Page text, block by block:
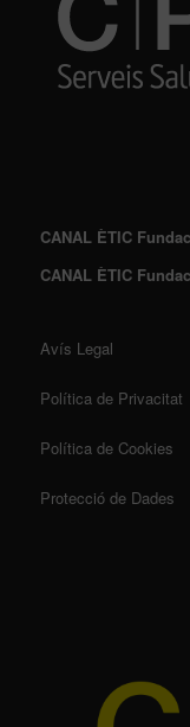
CANAL ÈTIC
CANAL ÈTIC
Avís Legal
Política de Privacitat
Política de Cookies
Protecció de Dades